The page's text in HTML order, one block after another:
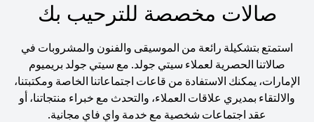
صالات مخصصة للترحيب بك
استمتع بتشكيلة رائعة من الموسيقى والفنون والمشروبات في
صالاتنا الحصرية لعملاء سيتي جولد. مع سيتي جولد بريميوم
الإمارات، يمكنك الاستفادة من قاعات اجتماعاتنا الخاصة ومكتبتنا،
والالتقاء بمديري علاقات العملاء، والتحدث مع خبراء منتجاتنا، أو
عقد اجتماعات شخصية مع خدمة واي فاي مجانية.